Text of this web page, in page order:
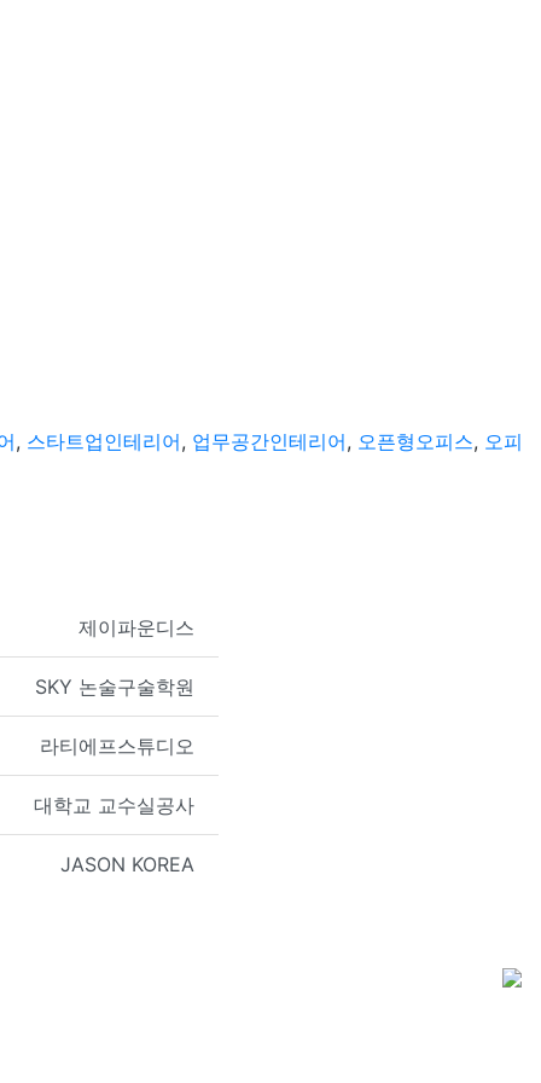
, 스타트업인테리어, 업무공간인테리어, 오픈형오피스, 오피
제이파운디스
SKY 논술구술학원
라티에프스튜디오
대학교 교수실공사
JASON KOREA